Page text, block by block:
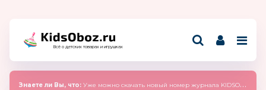
Всё о детских товарах и игрушках
Знаете ли Вы, что: Уже можно скачать новый номер журнала KIDSOBOZ 2025 (сентябрь)